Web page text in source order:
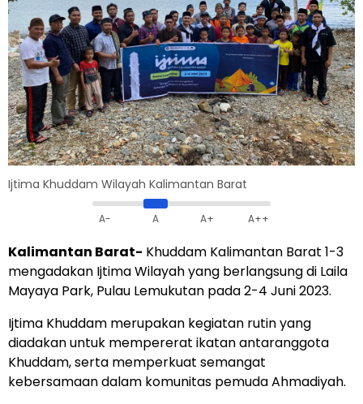
Ijtima Khuddam Wilayah Kalimantan Barat
A- A A+ A++
Kalimantan Barat- Khuddam Kalimantan Barat 1-3
mengadakan Ijtima Wilayah yang berlangsung di Laila
Mayaya Park, Pulau Lemukutan pada 2-4 Juni 2023.
Ijtima Khuddam merupakan kegiatan rutin yang
diadakan untuk mempererat ikatan antaranggota
Khuddam, serta memperkuat semangat
kebersamaan dalam komunitas pemuda Ahmadiyah.